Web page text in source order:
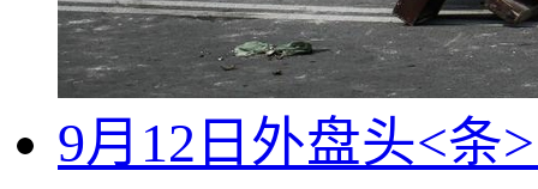
9月12日外盘头<条